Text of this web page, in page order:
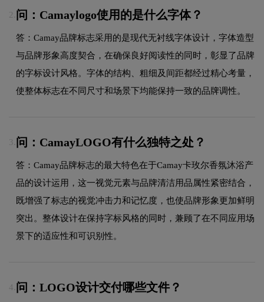
2. 问：Camaylogo使用的是什么字体？
答：Camay品牌标志采用的是现代无衬线字体设计，字体造型
与品牌形象高度契合，在确保良好阅读性的同时，彰显了品牌
的字标设计风格。字体的结构、粗细及间距都经过精心考量，
使整体标志在不同尺寸和场景下均能保持一致的品牌调性。
3. 问：CamayLOGO有什么独特之处？
答：Camay品牌标志的最大特色在于Camay卡玫尔香氛沐浴产
品的设计运用，这一视觉元素与品牌清洁用品属性紧密结合，
既增强了标志的视觉冲击力和记忆度，也使品牌形象更加鲜明
突出。整体设计在保持字标风格的同时，兼顾了在不同应用场
景下的适应性和可识别性。
4. 问：LOGO设计交付哪些文件？